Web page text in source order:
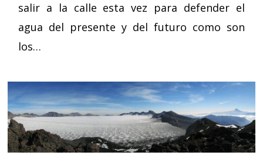
salir a la calle esta vez para defender el
agua del presente y del futuro como son
los…